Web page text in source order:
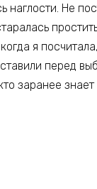
наглости. Не
я
перед
заранее